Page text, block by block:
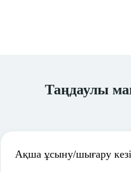
Таңдаулы
Ақша ұсыну/шығару